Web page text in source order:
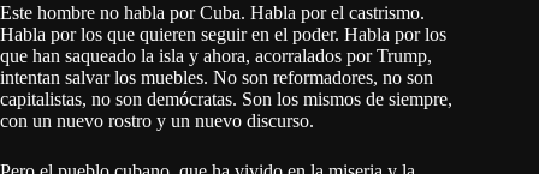
Este hombre no habla por Cuba. Habla por el castrismo.
Habla por los que quieren seguir en el poder. Habla por los
que han saqueado la isla y ahora, acorralados por Trump,
intentan salvar los muebles. No son reformadores, no son
capitalistas, no son demócratas. Son los mismos de siempre,
con un nuevo rostro y un nuevo discurso.